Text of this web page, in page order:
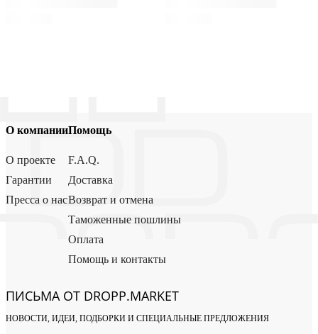
О компании
О проекте
Гарантии
Пресса о нас
Помощь
F.A.Q.
Доставка
Возврат и отмена
Таможенные пошлины
Оплата
Помощь и контакты
ПИСЬМА ОТ DROPP.MARKET
НОВОСТИ, ИДЕИ, ПОДБОРКИ И СПЕЦИАЛЬНЫЕ ПРЕДЛОЖЕНИЯ